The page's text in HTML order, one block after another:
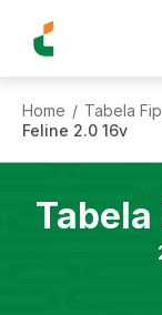
Home / Tabela
Feline 2.0 16v
Tabela